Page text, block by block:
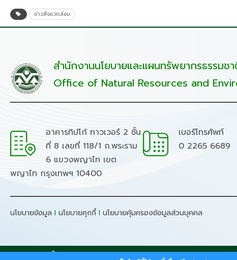
ข่าวสิ่งแวดล้อม
สำนักงานนโยบายและแผนทรัพยากรธรรมช
Office of Natural Resources and
อาคารทิปโก้ ทาวเวอร์ 2 ชั้น
ที่ 8 เลขที่ 118/1 ถ.พระราม
6 แขวงพญาไท เขต
พญาไท กรุงเทพฯ 10400
เบอร์โทรศัพท์
0 2265 6689
นโยบายข้อมูล I นโยบายคุกกี้ I นโยบายคุ้มครองข้อมูลส่วนบุคคล
สงวนลิขสิทธิ์ © 2026 - สำนักงานนโยบายและแผนทรัพยากรธรร